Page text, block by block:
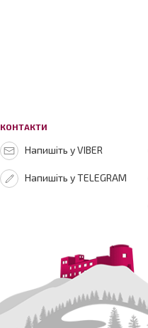
КОНТАКТИ
Напишіть у VIBER
Напишіть у TELEGRAM